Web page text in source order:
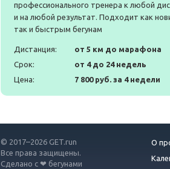
профессионального тренера к любой
и на любой результат. Подходит как
так и быстрым бегунам
Дистанция:
от 5 км до марафона
Срок:
от 4 до 24 недель
Цена:
7 800 руб. за 4 недели
© 2017–2026 GET.run
Все права защищены.
Сделано с ❤ бегунами
О